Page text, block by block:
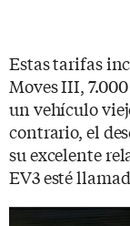
Estas tarifas
Moves III,
un vehículo
contrario, el
su excelente
EV3 esté